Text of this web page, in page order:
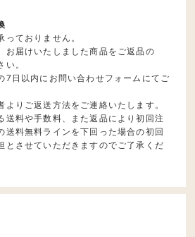
っておりません。
お届けいたしました商品をご返品の
い。
7日以内にお問い合わせフォームにてご
よりご返送方法をご連絡いたします。
送料や手数料、また返品により初回注
送料無料ラインを下回った場合の初回
とさせていただきますのでご了承くだ